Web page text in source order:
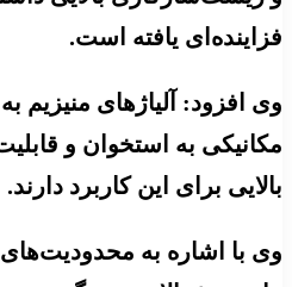
فزاینده‌ای یافته است.
وی افزود: آلیاژهای منیزیم
مکانیکی به استخوان و
بالایی برای این کاربرد دارند.
وی با اشاره به محدودیت‌های